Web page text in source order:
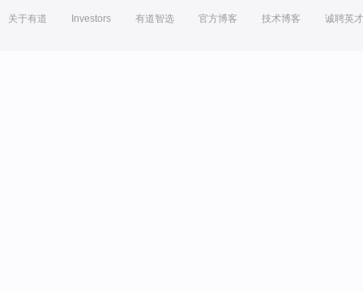
关于有道 Investors 有道智选 官方博客 技术博客 诚聘英才